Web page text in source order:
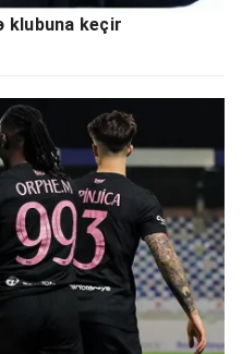
klubuna keçir